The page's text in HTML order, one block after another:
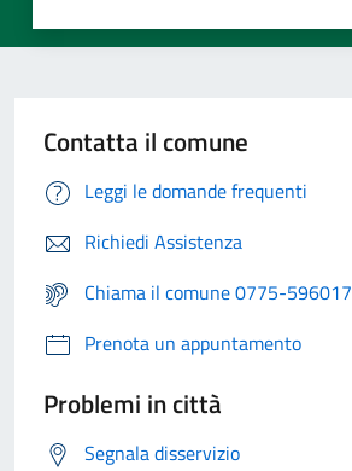
Contatta il comune
Leggi le domande frequenti
Richiedi Assistenza
Chiama il comune 0775-596017
Prenota un appuntamento
Problemi in città
Segnala disservizio